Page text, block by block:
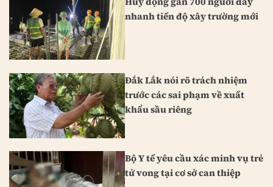
nhanh tiến độ xây trường mới
Đắk Lắk nói rõ trách nhiệm
trước các sai phạm về xuất
khẩu sầu riêng
Bộ Y tế yêu cầu xác minh vụ trẻ
tử vong tại cơ sở can thiệp